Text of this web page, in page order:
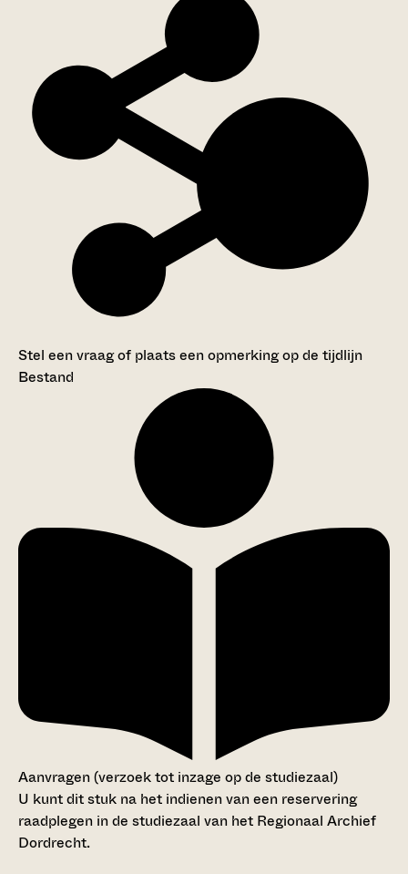
Stel een vraag of plaats een opmerking op de tijdlijn
Bestand
Aanvragen (verzoek tot inzage op de studiezaal)
U kunt dit stuk na het indienen van een reservering
raadplegen in de studiezaal van het Regionaal Archief
Dordrecht.